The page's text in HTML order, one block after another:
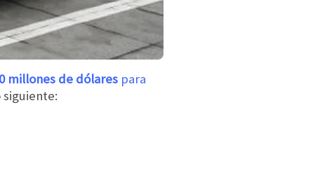
millones de dólares para